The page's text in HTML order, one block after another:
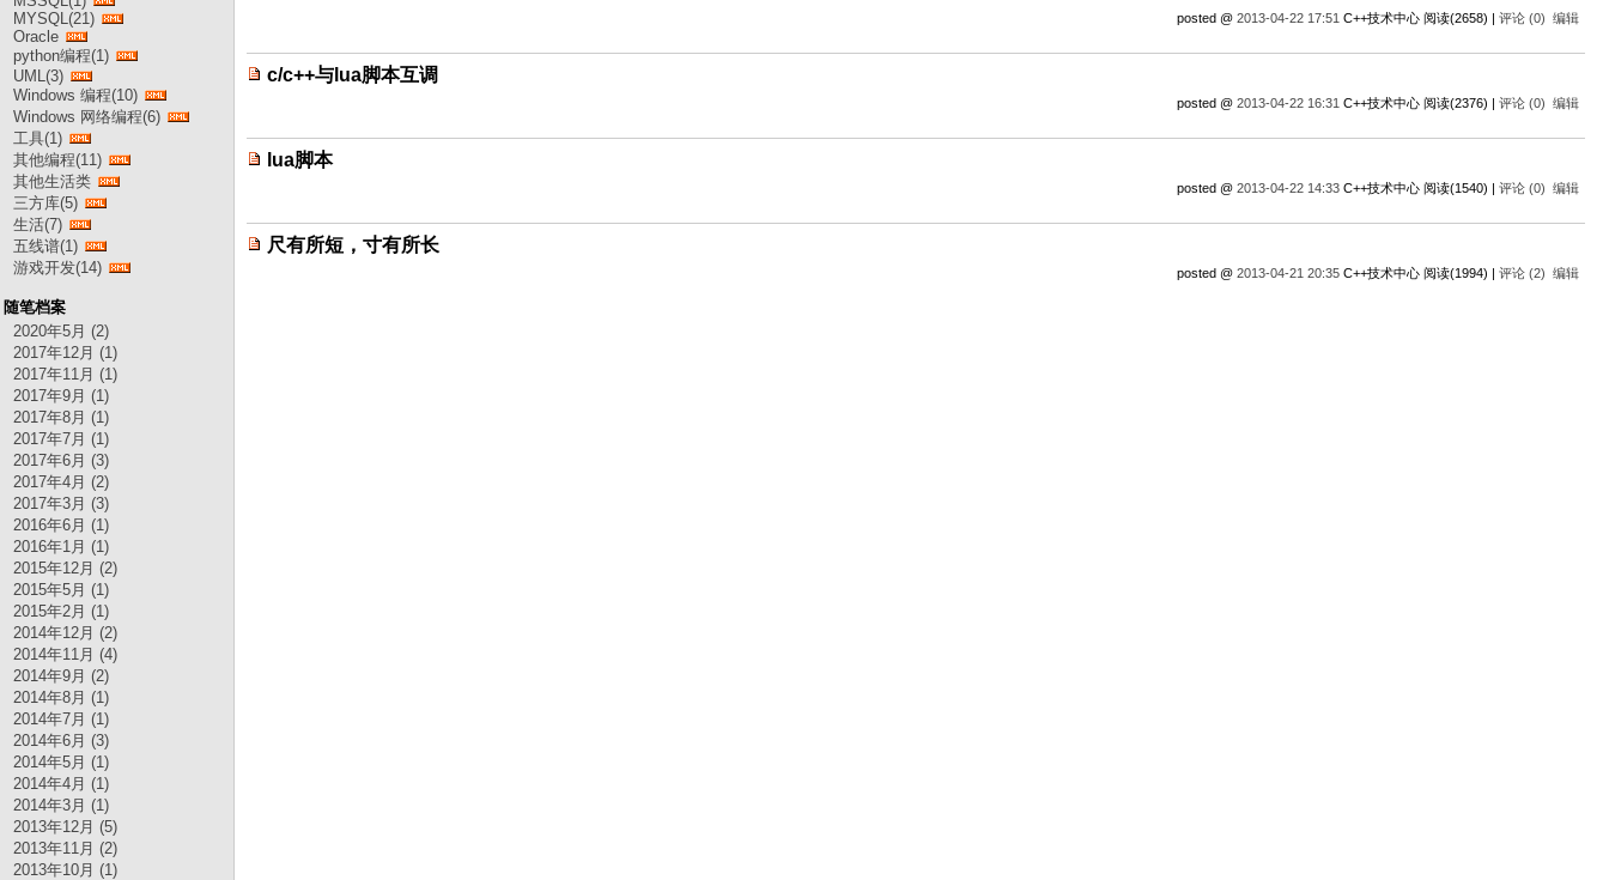
MYSQL(21)
Oracle
python编程(1)
UML(3)
Windows 编程(10)
Windows 网络编程(6)
工具(1)
其他编程(11)
其他生活类
三方库(5)
生活(7)
五线谱(1)
游戏开发(14)
随笔档案
2020年5月 (2)
2017年12月 (1)
2017年11月 (1)
2017年9月 (1)
2017年8月 (1)
2017年7月 (1)
2017年6月 (3)
2017年4月 (2)
2017年3月 (3)
2016年6月 (1)
2016年1月 (1)
2015年12月 (2)
2015年5月 (1)
2015年2月 (1)
2014年12月 (2)
2014年11月 (4)
2014年9月 (2)
2014年8月 (1)
2014年7月 (1)
2014年6月 (3)
2014年5月 (1)
2014年4月 (1)
2014年3月 (1)
2013年12月 (5)
2013年11月 (2)
2013年10月 (1)
posted @ 2013-04-22 17:51 C++技术中心 阅读(2658) | 评论 (0) 编辑
c/c++与lua脚本互调
posted @ 2013-04-22 16:31 C++技术中心 阅读(2376) | 评论 (0) 编辑
lua脚本
posted @ 2013-04-22 14:33 C++技术中心 阅读(1540) | 评论 (0) 编辑
尺有所短，寸有所长
posted @ 2013-04-21 20:35 C++技术中心 阅读(1994) | 评论 (2) 编辑